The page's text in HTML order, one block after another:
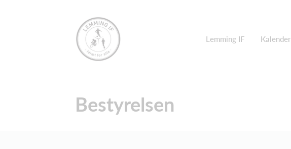
Lemming IF Kalender
Bestyrelsen